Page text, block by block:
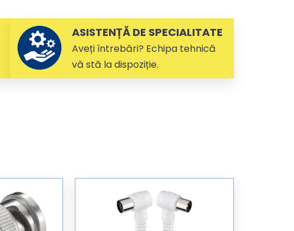
ASISTENȚĂ DE SPECIALITATE
Aveți întrebări? Echipa tehnică
vă stă la dispoziție.